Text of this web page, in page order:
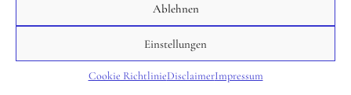
Ablehnen
Einstellungen
Cookie RichtlinieDisclaimerImpressum